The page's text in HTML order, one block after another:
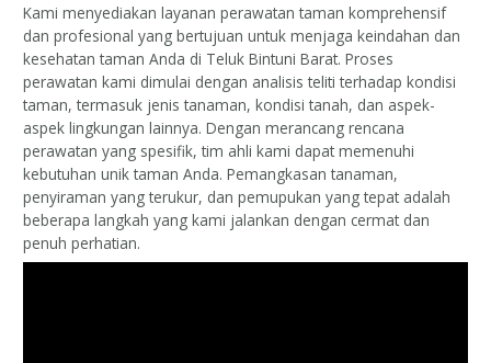
Kami menyediakan layanan perawatan taman komprehensif
dan profesional yang bertujuan untuk menjaga keindahan dan
kesehatan taman Anda di Teluk Bintuni Barat. Proses
perawatan kami dimulai dengan analisis teliti terhadap kondisi
taman, termasuk jenis tanaman, kondisi tanah, dan aspek-
aspek lingkungan lainnya. Dengan merancang rencana
perawatan yang spesifik, tim ahli kami dapat memenuhi
kebutuhan unik taman Anda. Pemangkasan tanaman,
penyiraman yang terukur, dan pemupukan yang tepat adalah
beberapa langkah yang kami jalankan dengan cermat dan
penuh perhatian.